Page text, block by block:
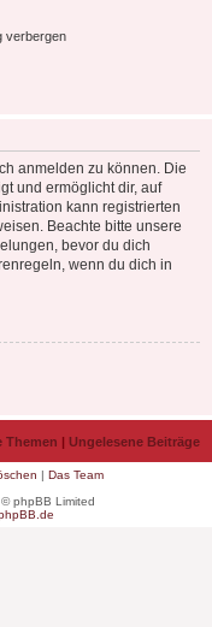
verbergen
anmelden zu können. Die
und ermöglicht dir, auf
kann registrierten
Beachte bitte unsere
bevor du dich
wenn du dich in
Themen | Ungelesene Beiträge
| Das Team
phpBB Limited